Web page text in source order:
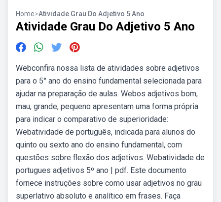
Home>Atividade Grau Do Adjetivo 5 Ano
Atividade Grau Do Adjetivo 5 Ano
Webconfira nossa lista de atividades sobre adjetivos
para o 5° ano do ensino fundamental selecionada para
ajudar na preparação de aulas. Webos adjetivos bom,
mau, grande, pequeno apresentam uma forma própria
para indicar o comparativo de superioridade:
Webatividade de português, indicada para alunos do
quinto ou sexto ano do ensino fundamental, com
questões sobre flexão dos adjetivos. Webatividade de
portugues adjetivos 5º ano | pdf. Este documento
fornece instruções sobre como usar adjetivos no grau
superlativo absoluto e analítico em frases. Faça